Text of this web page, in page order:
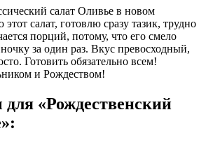
салат Оливье в новом
салат, готовлю сразу тазик, трудно
порций, потому, что его смело
за один раз. Вкус превосходный,
Готовить обязательно всем!
и Рождеством!
«Рождественский